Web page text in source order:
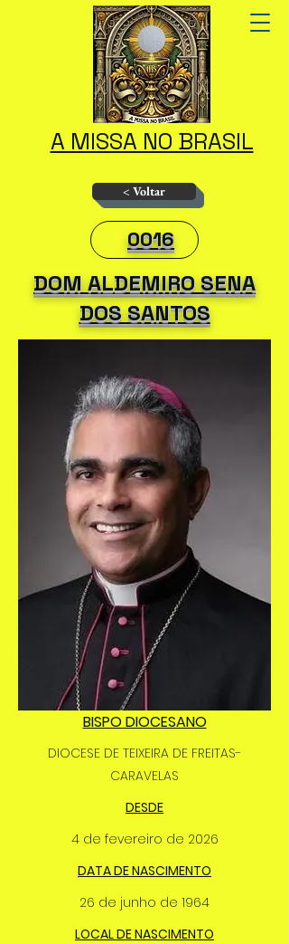
A MISSA NO BRASIL
< Voltar
0016
DOM ALDEMIRO SENA
DOS SANTOS
BISPO DIOCESANO
DIOCESE DE TEIXEIRA DE FREITAS-
CARAVELAS
DESDE
4 de fevereiro de 2026
DATA DE NASCIMENTO
26 de junho de 1964
LOCAL DE NASCIMENTO